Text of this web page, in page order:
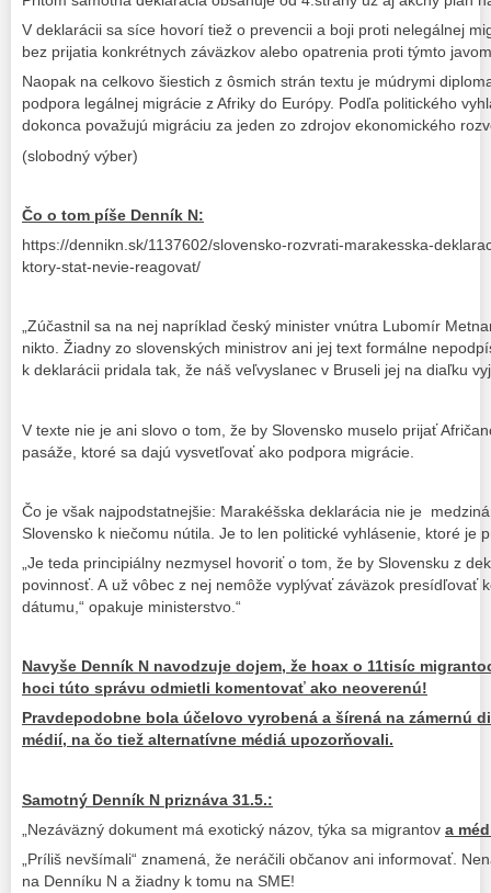
V deklarácii sa síce hovorí tiež o prevencii a boji proti nelegálnej
bez prijatia konkrétnych záväzkov alebo opatrenia proti týmto
Naopak na celkovo šiestich z ôsmich strán textu je múdrymi
podpora legálnej migrácie z Afriky do Európy. Podľa politického
dokonca považujú migráciu za jeden zo zdrojov ekonomického
(slobodný výber)
Čo o tom píše Denník N:
https://dennikn.sk/1137602/slovensko-rozvrati-marakesska-
ktory-stat-nevie-reagovat/
„Zúčastnil sa na nej napríklad český minister vnútra Lubomír
nikto. Žiadny zo slovenských ministrov ani jej text formálne
k deklarácii pridala tak, že náš veľvyslanec v Bruseli jej na diaľku
V texte nie je ani slovo o tom, že by Slovensko muselo prijať
pasáže, ktoré sa dajú vysvetľovať ako podpora migrácie.
Čo je však najpodstatnejšie: Marakéšska deklarácia nie je
Slovensko k niečomu nútila. Je to len politické vyhlásenie, ktoré je
„Je teda principiálny nezmysel hovoriť o tom, že by Slovensku z
povinnosť. A už vôbec z nej nemôže vyplývať záväzok presídľovať
dátumu,“ opakuje ministerstvo.“
Navyše Denník N navodzuje dojem, že hoax o 11tisíc
hoci túto správu odmietli komentovať ako neoverenú!
Pravdepodobne bola účelovo vyrobená a šírená na zámernú
médií, na čo tiež alternatívne médiá upozorňovali.
Samotný Denník N priznáva 31.5.:
„Nezáväzný dokument má exotický názov, týka sa migrantov a
„Príliš nevšímali“ znamená, že neráčili občanov ani informovať.
na Denníku N a žiadny k tomu na SME!